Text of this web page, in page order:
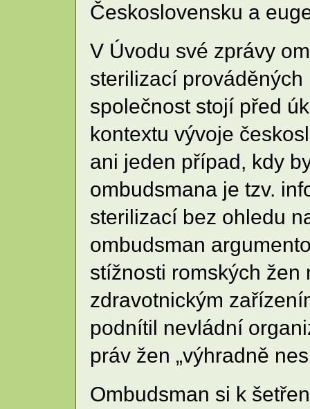
Československu a
V Úvodu své zprávy
sterilizací
společnost stojí před
kontextu vývoje
ani jeden případ, kdy
ombudsmana je tzv.
sterilizací bez ohledu
ombudsman
stížnosti romských žen
zdravotnickým
podnítil nevládní
práv žen „výhradně
Ombudsman si k